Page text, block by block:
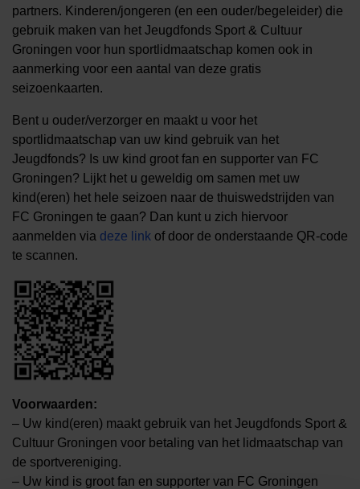
partners. Kinderen/jongeren (en een ouder/begeleider) die
gebruik maken van het Jeugdfonds Sport & Cultuur
Groningen voor hun sportlidmaatschap komen ook in
aanmerking voor een aantal van deze gratis
seizoenkaarten.
Bent u ouder/verzorger en maakt u voor het
sportlidmaatschap van uw kind gebruik van het
Jeugdfonds? Is uw kind groot fan en supporter van FC
Groningen? Lijkt het u geweldig om samen met uw
kind(eren) het hele seizoen naar de thuiswedstrijden van
FC Groningen te gaan? Dan kunt u zich hiervoor
aanmelden via deze link of door de onderstaande QR-code
te scannen.
Voorwaarden:
– Uw kind(eren) maakt gebruik van het Jeugdfonds Sport &
Cultuur Groningen voor betaling van het lidmaatschap van
de sportvereniging.
– Uw kind is groot fan en supporter van FC Groningen